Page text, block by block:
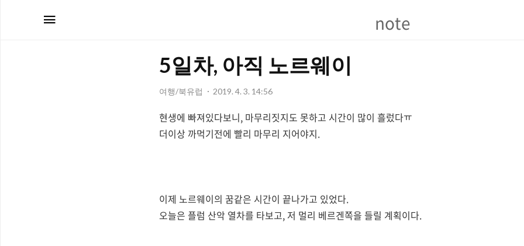
note
5일차, 아직 노르웨이
여행/북유럽 2019. 4. 3. 14:56
현생에 빠져있다보니, 마무리짓지도 못하고 시간이 많이 흘렀다ㅠ
더이상 까먹기전에 빨리 마무리 지어야지.
이제 노르웨이의 꿈같은 시간이 끝나가고 있었다.
오늘은 플럼 산악 열차를 타보고, 저 멀리 베르겐쪽을 들릴 계획이다.